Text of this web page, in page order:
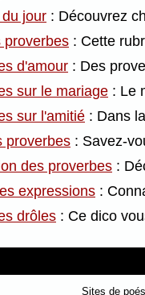
jour : Découvrez
proverbes : Cette
d'amour : Des
sur le mariage : Le
sur l'amitié : Dans
proverbes : Savez-
des proverbes :
expressions :
drôles : Ce dico
Sites de